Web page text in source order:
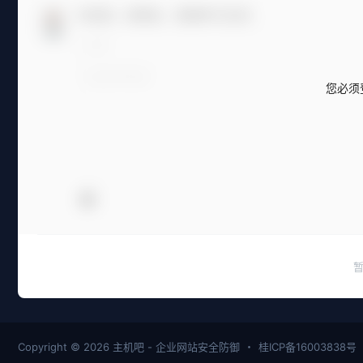
您必须
Copyright © 2026 主机吧 - 企业网站安全防御 ・ 桂ICP备16003838号